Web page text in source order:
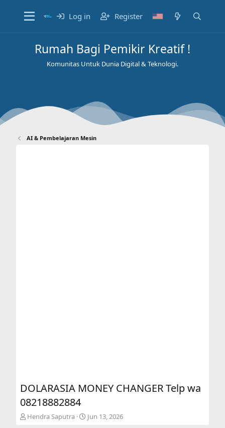
Log in Register
Rumah Bagi Pemikir Kreatif !
Komunitas Untuk Dunia Digital & Teknologi.
AI & Pembelajaran Mesin
DOLARASIA MONEY CHANGER Telp wa
08218882884
T
Hendra Saputra
S
Jun 13, 2026